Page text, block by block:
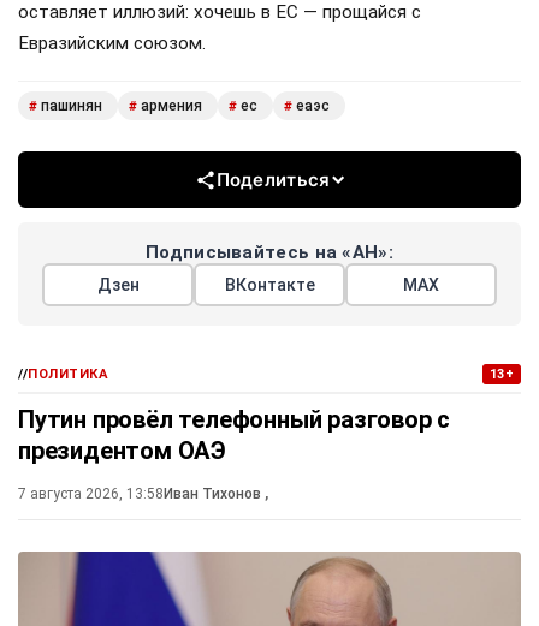
оставляет иллюзий: хочешь в ЕС — прощайся с
Евразийским союзом.
# пашинян # армения # ес # еаэс
Поделиться
Подписывайтесь на «АН»:
Дзен ВКонтакте МАХ
//ПОЛИТИКА 13+
Путин провёл телефонный разговор с
президентом ОАЭ
7 августа 2026, 13:58 Иван Тихонов ,